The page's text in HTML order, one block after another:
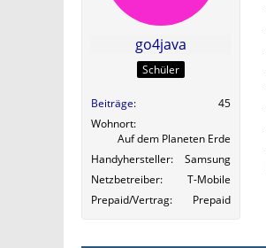
go4java
Schüler
Beiträge
45
Wohnort
Auf dem Planeten Erde
Handyhersteller
Samsung
Netzbetreiber
T-Mobile
Prepaid/Vertrag
Prepaid